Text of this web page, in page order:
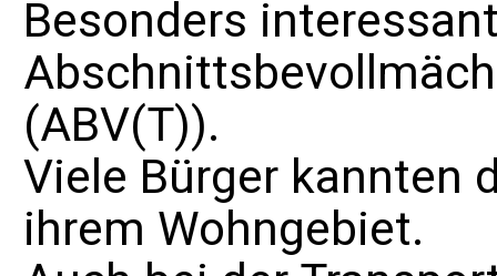
Besonders
(ABV(T)).
Viele Bürger kannten
ihrem Wohngebiet.